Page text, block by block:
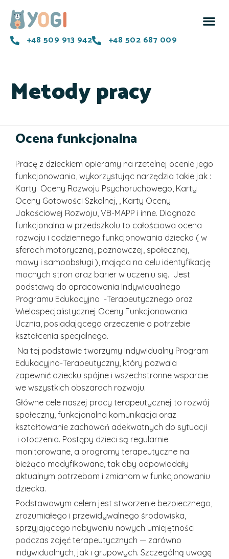
+48 509 913 942 +48 502 687 009
Metody pracy
Ocena funkcjonalna
Pracę z dzieckiem opieramy na rzetelnej ocenie jego
funkcjonowania, wykorzystując narzędzia takie jak :
Karty Oceny Rozwoju Psychoruchowego, Karty
Oceny Gotowości Szkolnej, , Karty Oceny
Jakościowej Rozwoju, VB-MAPP i inne. Diagnoza
funkcjonalna w przedszkolu to całościowa ocena
rozwoju i codziennego funkcjonowania dziecka ( w
sferach motorycznej, poznawczej, społecznej,
mowy i samoobsługi ), mająca na celu identyfikację
mocnych stron oraz barier w uczeniu się. Jest
podstawą do opracowania Indywidualnego
Programu Edukacyjno -Terapeutycznego oraz
Wielospecjalistycznej Oceny Funkcjonowania
Ucznia, posiadającego orzeczenie o potrzebie
kształcenia specjalnego.
Na tej podstawie tworzymy Indywidualny Program
Edukacyjno-Terapeutyczny, który pozwala
zapewnić dziecku spójne i wszechstronne wsparcie
we wszystkich obszarach rozwoju.
Główne cele naszej pracy terapeutycznej to rozwój
społeczny, funkcjonalna komunikacja oraz
kształtowanie zachowań adekwatnych do sytuacji
i otoczenia. Postępy dzieci są regularnie
monitorowane, a programy terapeutyczne na
bieżąco modyfikowane, tak aby odpowiadały
aktualnym potrzebom i zmianom w funkcjonowaniu
dziecka.
Podstawowym celem jest stworzenie bezpiecznego,
zrozumiałego i przewidywalnego środowiska,
sprzyjającego nabywaniu nowych umiejętności
podczas zajęć terapeutycznych — zarówno
indywidualnych, jak i grupowych. Szczególną uwagę